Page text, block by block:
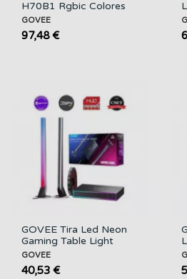
H70B1 Rgbic Colores
GOVEE
97,48 €
GOVEE Tira Led Neon
Gaming Table Light
GOVEE
40,53 €